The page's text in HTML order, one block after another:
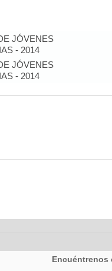
JÓVENES
- 2014
JÓVENES
- 2014
Encuéntrenos